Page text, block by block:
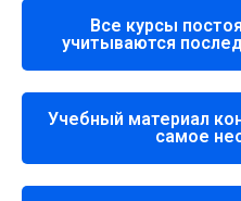
Все курсы
учитываются
Учебный материал
самое